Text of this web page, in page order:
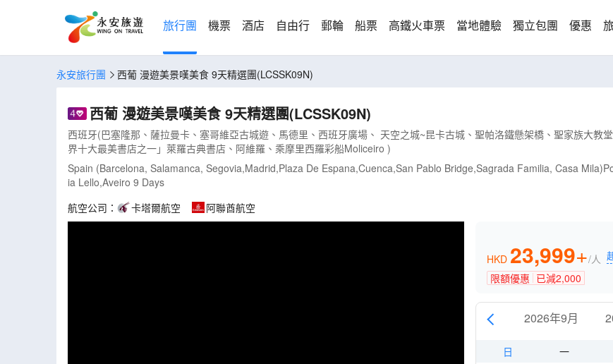
旅行團 機票 酒店 自由行 郵輪 船票 高鐵火車票 當地體驗 獨立包團 優惠
永安旅行團 西葡 漫遊美景嘆美食 9天精選團(LCSSK09N)
西葡 漫遊美景嘆美食 9天精選團(LCSSK09N)
西班牙(巴塞隆那、薩拉曼卡、塞哥維亞古城遊、馬德里、西班牙廣場、 天空之城~昆卡古城、聖帕洛鐵懸架橋、聖家族大教
界十大最美書店之一」萊羅古典書店、阿維羅、乘摩里西羅彩船Moliceiro )
Spain (Barcelona, Salamanca, Segovia,Madrid,Plaza De Espana,Cuenca,San Pablo Bridge,Sagrada Familia, Casa
ia Lello,Aveiro 9 Days
航空公司：
卡塔爾航空 阿聯酋航空
HKD 23,999+/人
限額優惠 已減2,000
2026年9月
日 一